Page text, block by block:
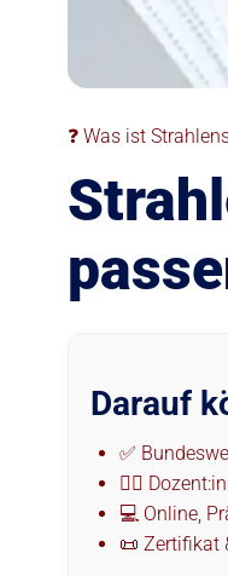
❓ Was ist
Darauf
✅
👩‍⚕️
💻 Online,
📜 Zertifikat